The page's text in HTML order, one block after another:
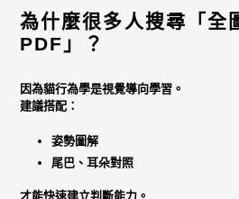
為什麼很多人搜尋「全
PDF」？
因為貓行為學是視覺導向學習 。
建議搭配：
姿勢圖解
尾巴、耳朵對照
才能快速建立判斷能力。